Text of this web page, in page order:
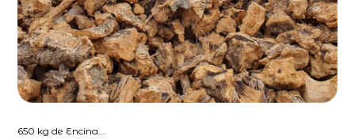
650 kg de Encina...